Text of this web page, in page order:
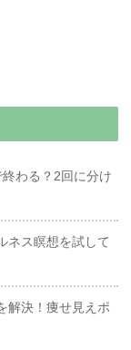
わる？2回に分け
ネス瞑想を試して
解決！痩せ見えポ